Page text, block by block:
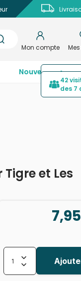
Mon compte
NouveautésTop
et Les
42
des 7